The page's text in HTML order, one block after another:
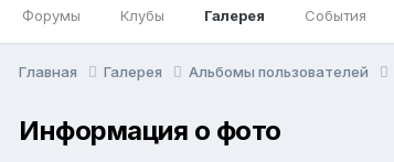
Форумы Клубы Галерея События
Главная Галерея Альбомы пользователей
Информация о фото